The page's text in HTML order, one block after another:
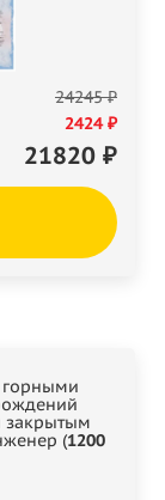
24245 ₽
2424 ₽
21820 ₽
горными
закрытым
(1200